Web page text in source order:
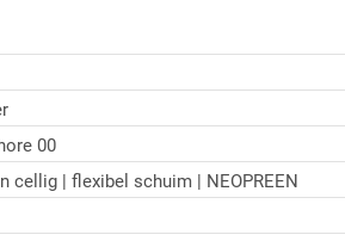
00
cellig | flexibel schuim | NEOPREEN